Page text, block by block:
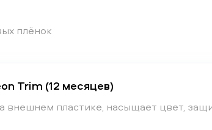
плёнок
Trim (12 месяцев)
пластике, насыщает цвет,